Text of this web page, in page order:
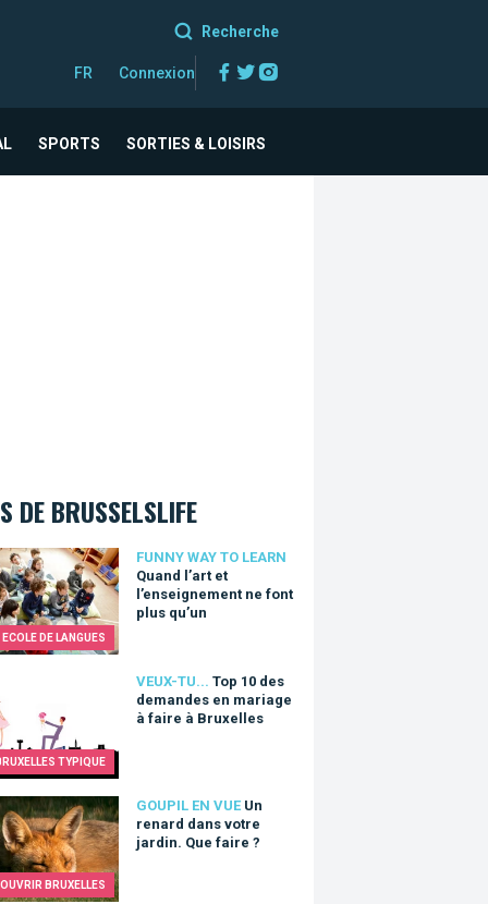
Recherche
FR Connexion Facebook
Twitter
SPORTS SORTIES & LOISIRS
DE BRUSSELSLIFE
ECOLE DE LANGUES
FUNNY WAY TO LEARN
Quand l’art et
l’enseignement ne font
plus qu’un
l’art et l’enseignement ne font plus qu’un
TYPIQUE
VEUX-TU... Top 10 des
demandes en mariage
à faire à Bruxelles
des demandes en mariage à faire à Bruxelles
BRUXELLES
GOUPIL EN VUE Un
renard dans votre
jardin. Que faire ?
dans votre jardin. Que faire ?